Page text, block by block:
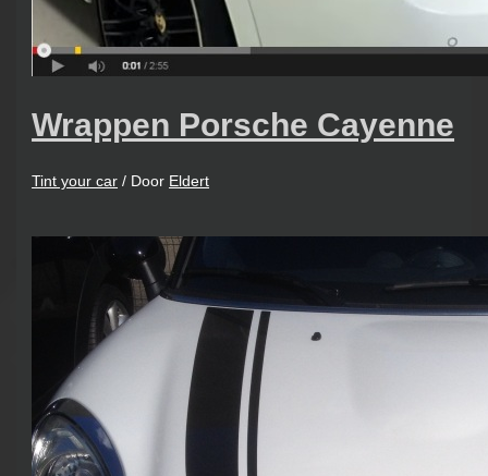
Wrappen Porsche Cayenne
Tint your car / Door Eldert